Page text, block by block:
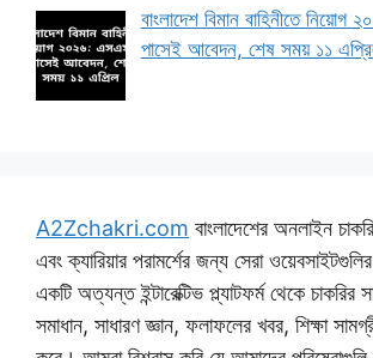
বাংলাদেশ বিমান বাহিনীতে
পাসেই আবেদন, শেষ সময় ১১
A2Zchakri.com বাংলাদেশের অনলাইন
এবং ক্যারিয়ার পরামর্শের জন্য সেরা
একটি অত্যন্ত ইন্টারেক্টিভ প্ল্যাটফর্ম থেকে চাকরির
সমাধান, সাধারণ জ্ঞান, ফলাফলের খবর, শিক্ষা